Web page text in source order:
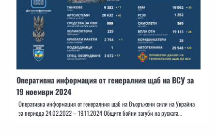
Оперативна информация от генералния щаб на ВСУ за
19 ноември 2024
Оперативна информация от генералния щаб на Въоръжени сили на Украйна
за периода 24.02.2022 – 19.11.2024 Общите бойни загуби на руската…